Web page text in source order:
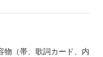
物（帯、歌詞カード、内